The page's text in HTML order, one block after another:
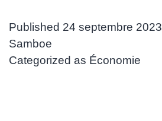
Published 24 septembre 2023
Samboe
Categorized as Économie